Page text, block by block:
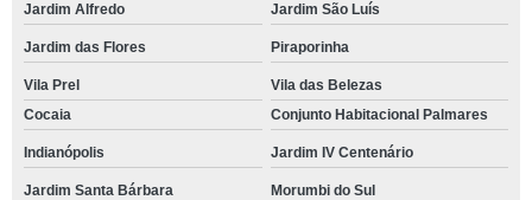
Jardim Alfredo Jardim São Luís
Jardim das Flores Piraporinha
Vila Prel
Vila das Belezas
Cocaia
Conjunto Habitacional Palmares
Indianópolis Jardim IV Centenário
Jardim Santa Bárbara Morumbi do Sul